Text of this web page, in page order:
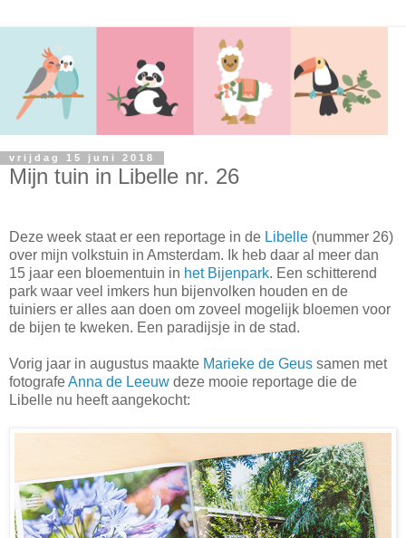
vrijdag 15 juni 2018
Mijn tuin in Libelle nr. 26
Deze week staat er een reportage in de Libelle (nummer 26)
over mijn volkstuin in Amsterdam. Ik heb daar al meer dan
15 jaar een bloementuin in het Bijenpark. Een schitterend
park waar veel imkers hun bijenvolken houden en de
tuiniers er alles aan doen om zoveel mogelijk bloemen voor
de bijen te kweken. Een paradijsje in de stad.
Vorig jaar in augustus maakte Marieke de Geus samen met
fotografeAnna de Leeuw deze mooie reportage die de
Libelle nu heeft aangekocht: